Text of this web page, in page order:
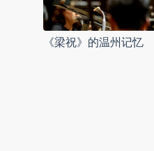
《梁祝》的温州记忆